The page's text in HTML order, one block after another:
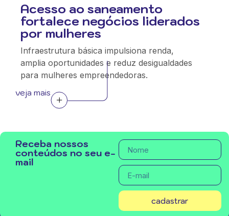
Acesso ao saneamento
fortalece negócios liderados
por mulheres
Infraestrutura básica impulsiona renda,
amplia oportunidades e reduz desigualdades
para mulheres empreendedoras.
veja mais
Receba nossos
conteúdos no seu e-
mail
cadastrar